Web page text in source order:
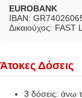
EUROBANK
IBAN:
Δικαιούχος:
Άτοκες Δόσεις
3 δόσεις: άνω